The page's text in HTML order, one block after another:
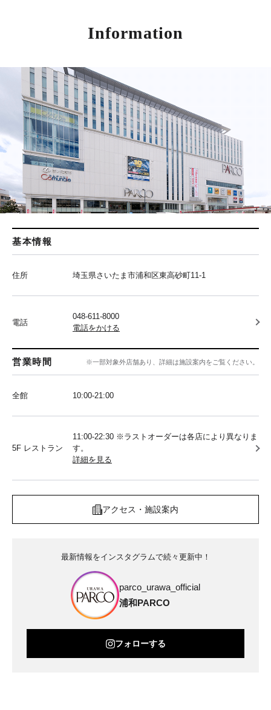
Information
基本情報
住所 埼玉県さいたま市浦和区東高砂町11-1
電話
048-611-8000
電話をかける
営業時間 ※一部対象外店舗あり、詳細は施設案内をご覧ください。
全館 10:00‐21:00
5F レストラン
11:00-22:30 ※ラストオーダーは各店により異なりま
す。
詳細を見る
アクセス・施設案内
最新情報をインスタグラムで続々更新中！
parco_urawa_official
浦和PARCO
フォローする